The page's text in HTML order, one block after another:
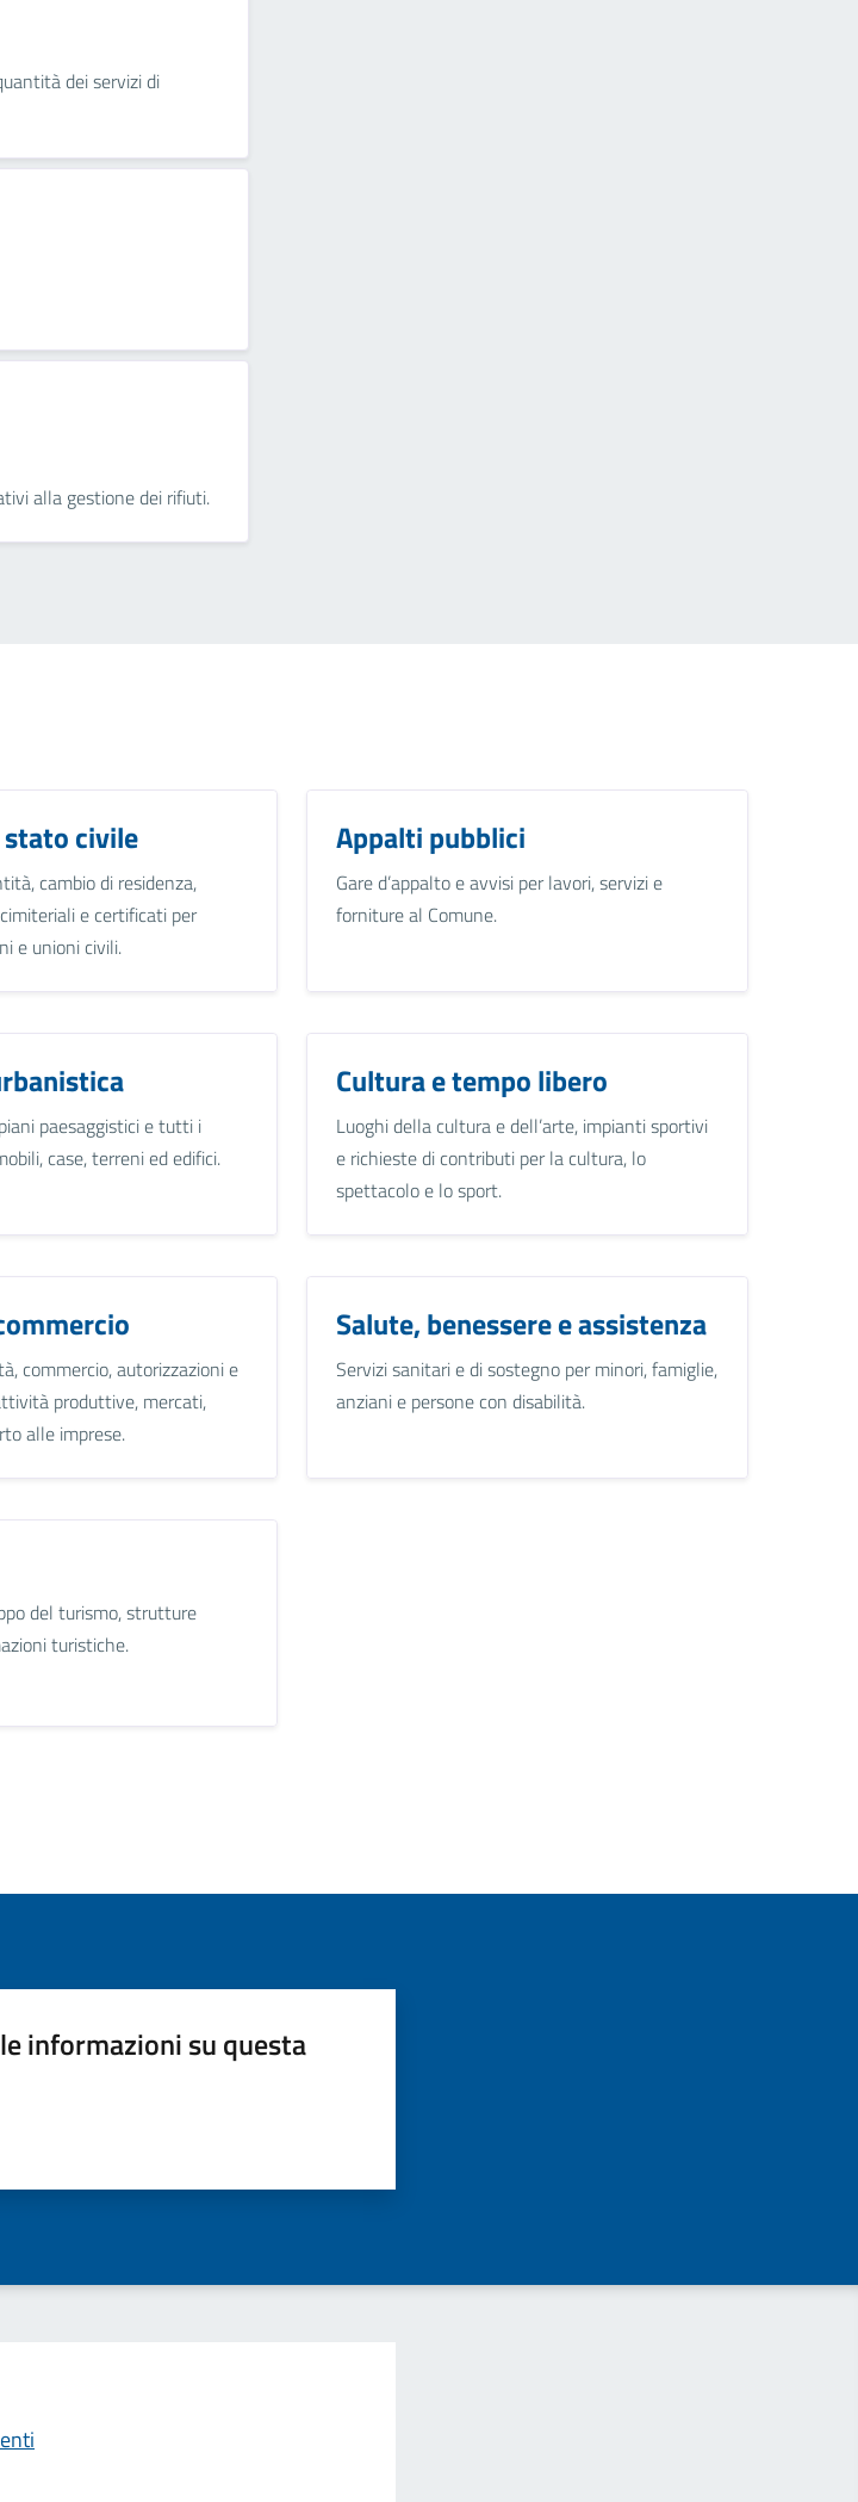
dei servizi di
alla gestione dei rifiuti.
civile
cambio di residenza,
e certificati per
e unioni civili.
Appalti pubblici
Gare d’appalto e avvisi per lavori, servizi e
forniture al Comune.
paesaggistici e tutti i
case, terreni ed edifici.
Cultura e tempo libero
Luoghi della cultura e dell’arte, impianti sportivi
e richieste di contributi per la cultura, lo
spettacolo e lo sport.
commercio, autorizzazioni e
produttive, mercati,
alle imprese.
Salute, benessere e assistenza
Servizi sanitari e di sostegno per minori, famiglie,
anziani e persone con disabilità.
del turismo, strutture
turistiche.
informazioni su questa